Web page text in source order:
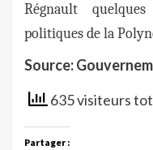
Régnault
politiques de la
Source:
635 visiteurs
Partager :